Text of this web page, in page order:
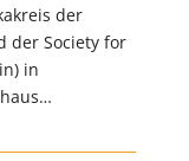
der
der Society for
in